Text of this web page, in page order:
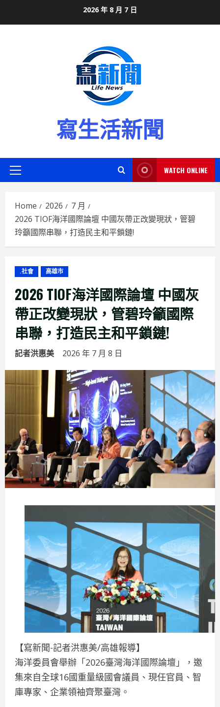
2026 年 8 月 7 日
寫生活新聞
Primary
WATCH ONLINE
Home 2026
7 月
2026 TIOF海洋國際論壇 中國灰帶正改變現狀，管碧
玲籲國際串聯，打造民主和平鎖鏈!
.社會 高雄市
2026 TIOF海洋國際論壇 中國灰
帶正改變現狀，管碧玲籲國際
串聯，打造民主和平鎖鏈!
記者洪惠美 2026 年 7 月 8 日
【寫新聞-記者洪惠美/高雄報導】
海洋委員會舉辦「2026臺灣海洋國際論壇」，邀
集來自全球16國重量級國會議員、現任官員、智
庫專家、企業領袖齊聚臺灣。